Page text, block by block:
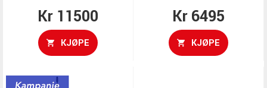
Kr 11500
KJØPE
Kr 6495
KJØPE